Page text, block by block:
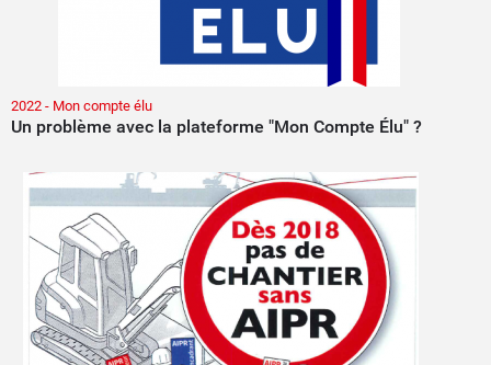
2022 - Mon compte élu
Un problème avec la plateforme "Mon Compte Élu" ?